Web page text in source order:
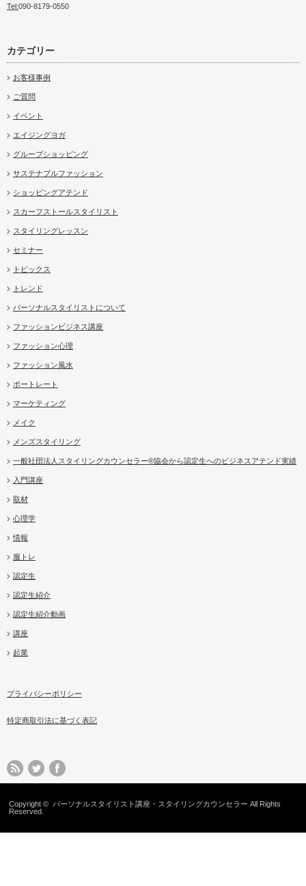
Tel:090-8179-0550
カテゴリー
お客様事例
ご質問
イベント
エイジングヨガ
グループショッピング
サステナブルファッション
ショッピングアテンド
スカーフストールスタイリスト
スタイリングレッスン
セミナー
トピックス
トレンド
パーソナルスタイリストについて
ファッションビジネス講座
ファッション心理
ファッション風水
ポートレート
マーケティング
メイク
メンズスタイリング
一般社団法人スタイリングカウンセラー®協会から認定生へのビジネスアテンド実績
入門講座
取材
心理学
情報
服トレ
認定生
認定生紹介
認定生紹介動画
講座
起業
プライバシーポリシー
特定商取引法に基づく表記
Copyright © パーソナルスタイリスト講座・スタイリングカウンセラー All Rights
Reserved.